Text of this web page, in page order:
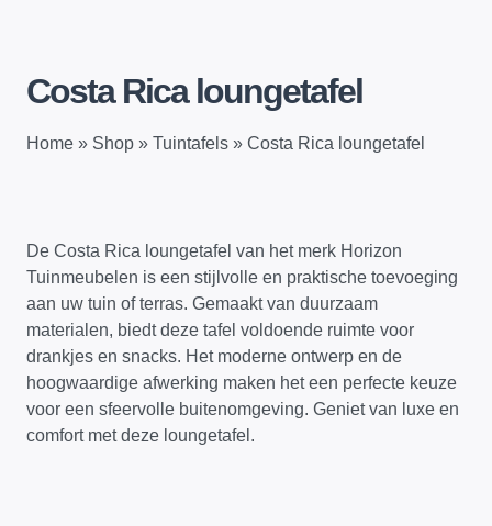
Costa Rica loungetafel
Home » Shop » Tuintafels » Costa Rica loungetafel
De Costa Rica loungetafel van het merk Horizon
Tuinmeubelen is een stijlvolle en praktische toevoeging
aan uw tuin of terras. Gemaakt van duurzaam
materialen, biedt deze tafel voldoende ruimte voor
drankjes en snacks. Het moderne ontwerp en de
hoogwaardige afwerking maken het een perfecte keuze
voor een sfeervolle buitenomgeving. Geniet van luxe en
comfort met deze loungetafel.